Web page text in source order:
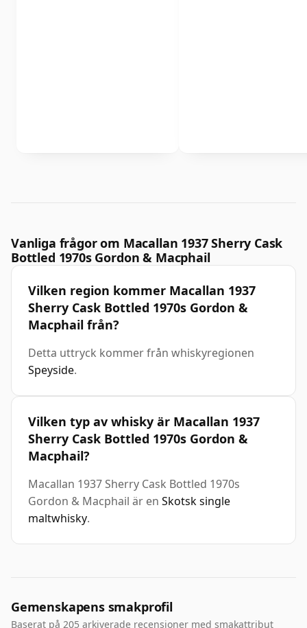
Vanliga frågor om Macallan 1937 Sherry Cask
Bottled 1970s Gordon & Macphail
Vilken region kommer Macallan 1937
Sherry Cask Bottled 1970s Gordon &
Macphail från?
Detta uttryck kommer från whiskyregionen
Speyside.
Vilken typ av whisky är Macallan 1937
Sherry Cask Bottled 1970s Gordon &
Macphail?
Macallan 1937 Sherry Cask Bottled 1970s
Gordon & Macphail är en Skotsk single
maltwhisky.
Gemenskapens smakprofil
Baserat på 205 arkiverade recensioner med smakattribut